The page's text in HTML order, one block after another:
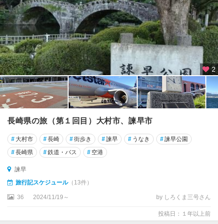
2
長崎県の旅（第１回目）大村市、諫早市
# 大村市 #長崎 #街歩き #諫早 # うなき #諫早公園
#長崎県 #鉄道・バス # 空港
諫早
旅行記スケジュール（13件）
36 2024/11/19～ by しろくま三号さん
投稿日：１年以上前